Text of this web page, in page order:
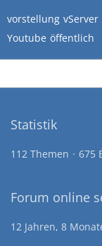
vorstellung vServer
Youtube öffentlich
Statistik
112 Themen 675
Forum online
12 Jahren, 8